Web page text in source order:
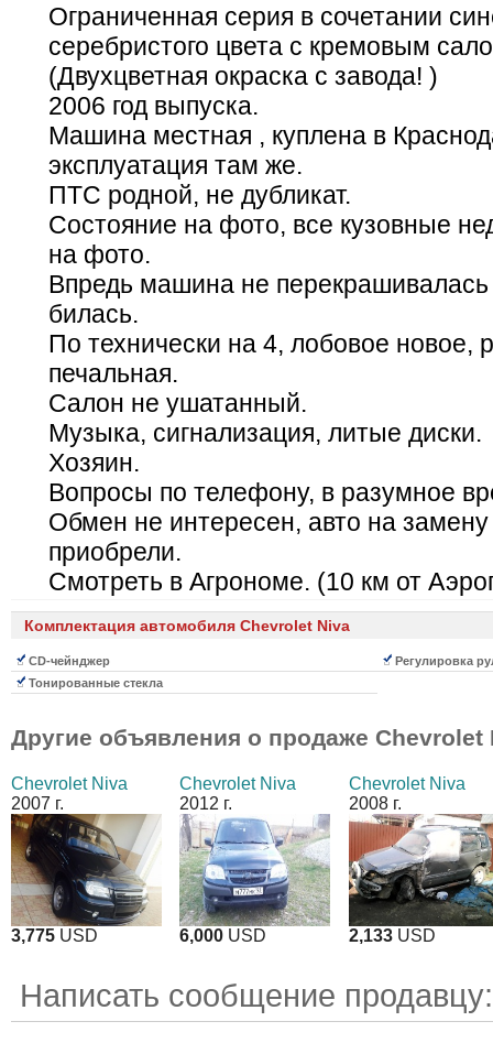
Ограниченная серия в сочетании
серебристого цвета с кремовым
(Двухцветная окраска с завода! )
2006 год выпуска.
Машина местная , куплена в
эксплуатация там же.
ПТС родной, не дубликат.
Состояние на фото, все кузовные
на фото.
Впредь машина не перекрашивалась
билась.
По технически на 4, лобовое новое,
печальная.
Салон не ушатанный.
Музыка, сигнализация, литые диски.
Хозяин.
Вопросы по телефону, в разумное
Обмен не интересен, авто на
приобрели.
Смотреть в Агрономе. (10 км от
Комплектация автомобиля Chevrolet Niva
CD-чейнджер
Регулировка
Тонированные стекла
Другие объявления о продаже Chevrolet
Chevrolet Niva
2007 г.
3,775 USD
Chevrolet Niva
2012 г.
6,000 USD
Chevrolet Niva
2008 г.
2,133 USD
Написать сообщение